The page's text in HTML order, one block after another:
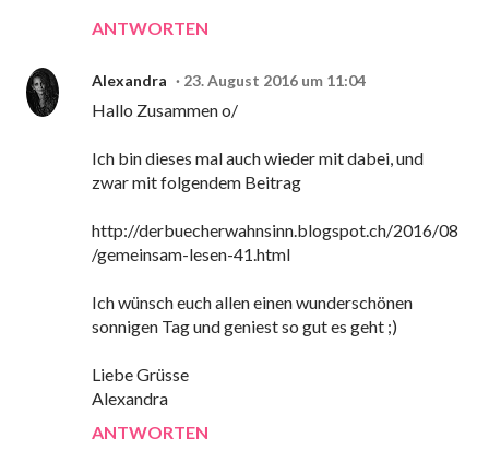
ANTWORTEN
Alexandra 23. August 2016 um 11:04
Hallo Zusammen o/
Ich bin dieses mal auch wieder mit dabei, und
zwar mit folgendem Beitrag
http://derbuecherwahnsinn.blogspot.ch/2016/08
/gemeinsam-lesen-41.html
Ich wünsch euch allen einen wunderschönen
sonnigen Tag und geniest so gut es geht ;)
Liebe Grüsse
Alexandra
ANTWORTEN